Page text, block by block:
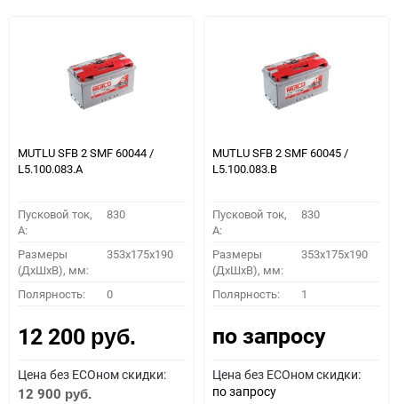
MUTLU SFB 2 SMF 60044 /
L5.100.083.A
Пусковой ток,
A:
830
Размеры
(ДхШхВ), мм:
353x175x190
Полярность: 0
12 200 руб.
Цена без ECOном скидки:
12 900 руб.
MUTLU SFB 2 SMF 60045 /
L5.100.083.B
Пусковой ток,
A:
830
Размеры
(ДхШхВ), мм:
353x175x190
Полярность: 1
по запросу
Цена без ECOном скидки:
по запросу